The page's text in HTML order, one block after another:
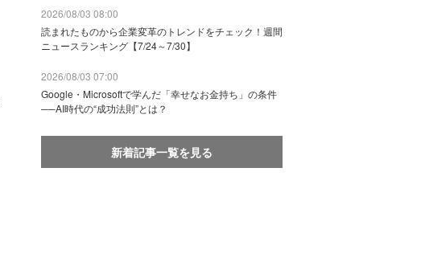
2026/08/03 08:00
読まれたものから企業変革のトレンドをチェック！週間
ニュースランキング【7/24～7/30】
2026/08/03 07:00
Google・Microsoftで学んだ「幸せなお金持ち」の条件
──AI時代の“成功法則”とは？
新着記事一覧を見る